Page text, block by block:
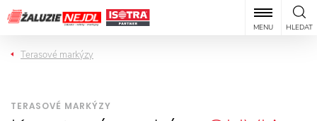
HLEDAT
MENU
Terasové markýzy
TERASOVÉ MARKÝZY